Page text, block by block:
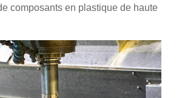
composants en plastique de haute